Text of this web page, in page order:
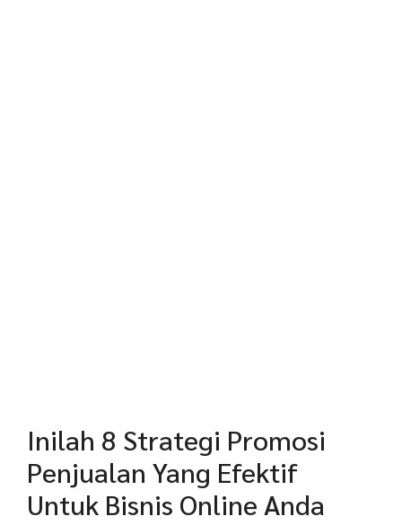
Inilah 8 Strategi Promosi
Penjualan Yang Efektif
Untuk Bisnis Online Anda